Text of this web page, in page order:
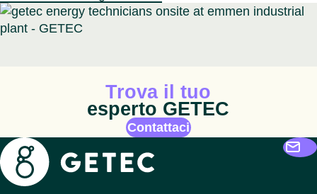
Trova il tuo
esperto GETEC
Contattaci
Getec